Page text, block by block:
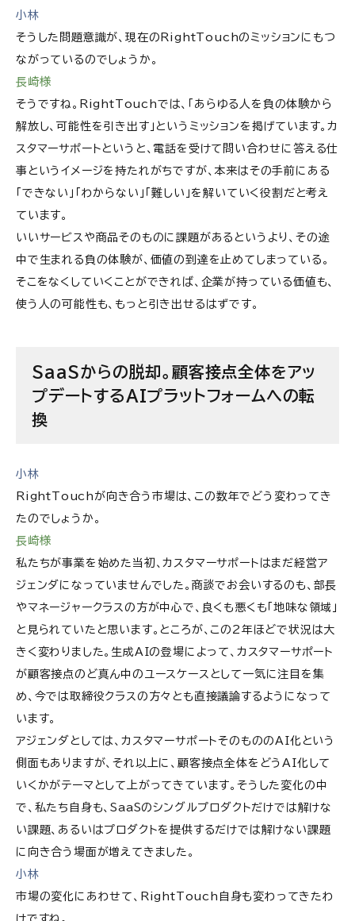
小林
そうした問題意識が、現在のRightTouchのミッションにもつ
ながっているのでしょうか。
長崎様
そうですね。RightTouchでは、「あらゆる人を負の体験から
解放し、可能性を引き出す」というミッションを掲げています。カ
スタマーサポートというと、電話を受けて問い合わせに答える仕
事というイメージを持たれがちですが、本来はその手前にある
「できない」「わからない」「難しい」を解いていく役割だと考え
ています。
いいサービスや商品そのものに課題があるというより、その途
中で生まれる負の体験が、価値の到達を止めてしまっている。
そこをなくしていくことができれば、企業が持っている価値も、
使う人の可能性も、もっと引き出せるはずです。
SaaSからの脱却。顧客接点全体をアッ
プデートするAIプラットフォームへの転
換
小林
RightTouchが向き合う市場は、この数年でどう変わってき
たのでしょうか。
長崎様
私たちが事業を始めた当初、カスタマーサポートはまだ経営ア
ジェンダになっていませんでした。商談でお会いするのも、部長
やマネージャークラスの方が中心で、良くも悪くも「地味な領域」
と見られていたと思います。ところが、この2年ほどで状況は大
きく変わりました。生成AIの登場によって、カスタマーサポート
が顧客接点のど真ん中のユースケースとして一気に注目を集
め、今では取締役クラスの方々とも直接議論するようになって
います。
アジェンダとしては、カスタマーサポートそのもののAI化という
側面もありますが、それ以上に、顧客接点全体をどうAI化して
いくかがテーマとして上がってきています。そうした変化の中
で、私たち自身も、SaaSのシングルプロダクトだけでは解けな
い課題、あるいはプロダクトを提供するだけでは解けない課題
に向き合う場面が増えてきました。
小林
市場の変化にあわせて、RightTouch自身も変わってきたわ
けですね。